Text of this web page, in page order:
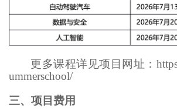
更多课程详见项目网址：
ummerschool/
三、项目费用